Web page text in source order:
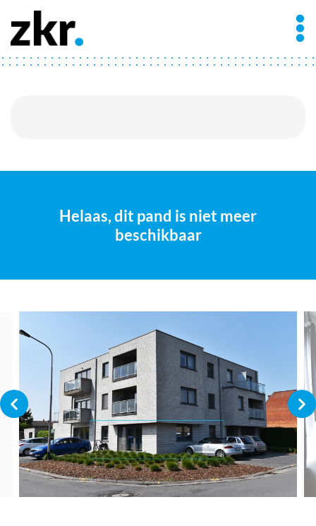
Helaas, dit pand is niet meer
beschikbaar